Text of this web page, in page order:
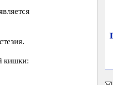
кишки: